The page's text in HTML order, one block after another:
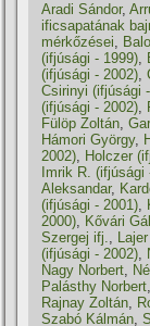
Aradi Sándor,
ificsapatának
mérkőzései,
(ifjúsági - 1999),
(ifjúsági - 2002),
Csirinyi (ifjúsági
(ifjúsági - 2002),
Fülöp Zoltán,
Hámori György,
2002), Holczer
Imrik R. (ifjúsági
Aleksandar,
(ifjúsági - 2001),
2000), Kővári
Szergej ifj.,
(ifjúsági - 2002),
Nagy Norbert,
Palásthy Norbert,
Rajnay Zoltán,
Szabó Kálmán,